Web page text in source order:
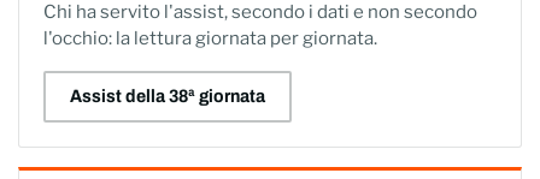
Chi ha servito l'assist, secondo i dati e non secondo
l'occhio: la lettura giornata per giornata.
Assist della 38ª giornata